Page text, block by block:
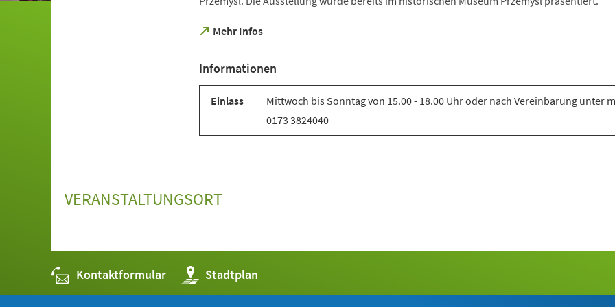
Mehr Infos
(Öffnet
neuen
Tab)
Informationen
Einlass
Mittwoch bis Sonntag von 15.00 - 18.00 Uhr oder nach Vereinbarung unter
0173 3824040
VERANSTALTUNGSORT
Kontaktformular Stadtplan
(Öffnet
in
einem